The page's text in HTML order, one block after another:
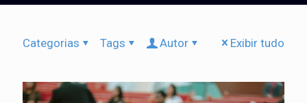
Categorias Tags Autor Exibir tudo